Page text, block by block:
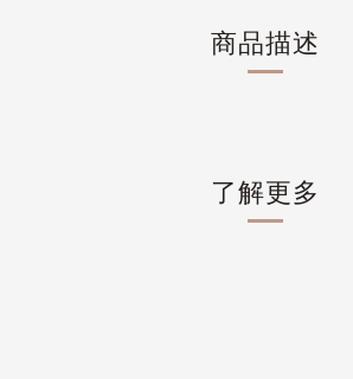
商品描述
了解更多